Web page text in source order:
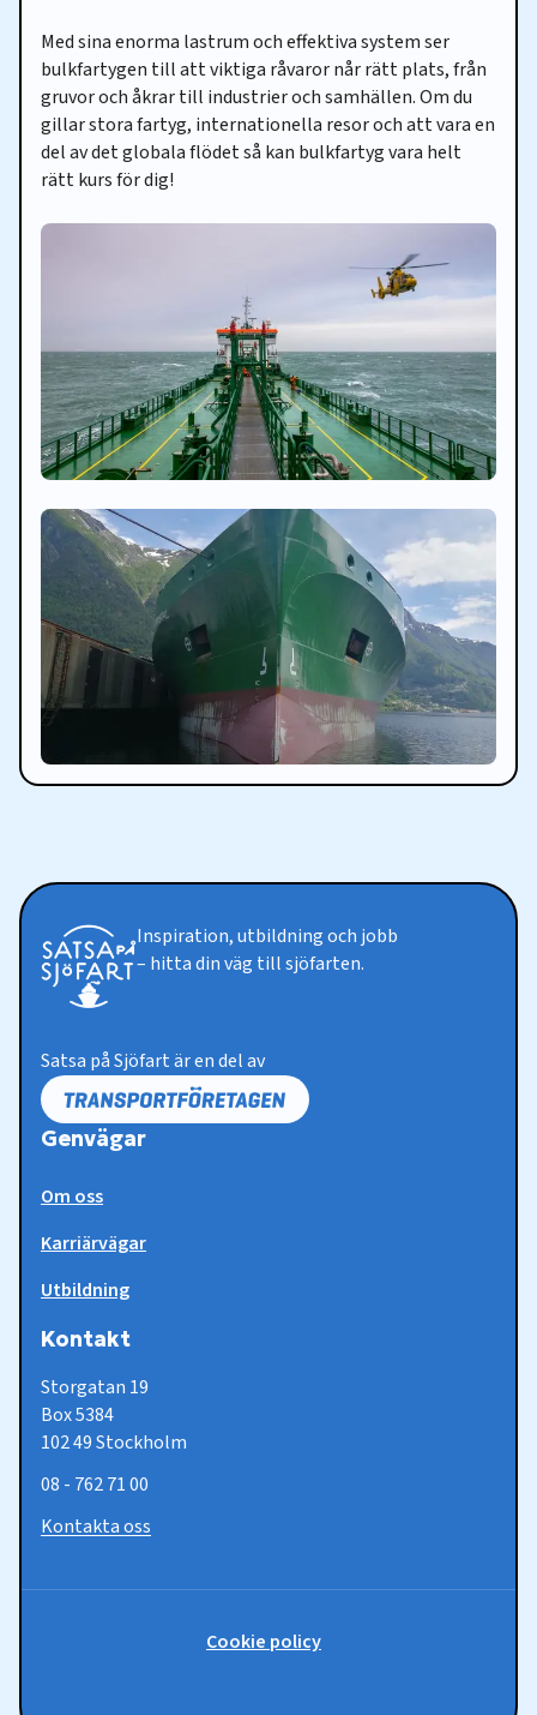
Med sina enorma lastrum och effektiva system ser
bulkfartygen till att viktiga råvaror når rätt plats, från
gruvor och åkrar till industrier och samhällen. Om du
gillar stora fartyg, internationella resor och att vara en
del av det globala flödet så kan bulkfartyg vara helt
rätt kurs för dig!
Inspiration, utbildning och jobb
– hitta din väg till sjöfarten.
Satsa på Sjöfart är en del av
Genvägar
Om oss
Karriärvägar
Utbildning
Kontakt
Storgatan 19
Box 5384
102 49 Stockholm
08 - 762 71 00
Kontakta oss
Policy-
länkar
Cookie policy